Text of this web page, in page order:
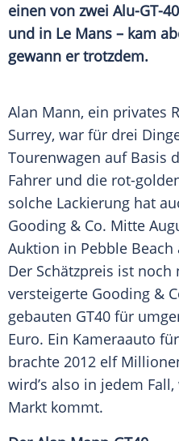
einen von zwei Alu-GT-
und in Le Mans – kam
gewann er trotzdem.
Alan Mann, ein privates
Surrey, war für drei
Tourenwagen auf Basis
Fahrer und die rot-
solche Lackierung hat
Gooding & Co. Mitte
Auktion in Pebble Beach
Der Schätzpreis ist noch
versteigerte Gooding &
gebauten GT40 für
Euro. Ein Kameraauto
brachte 2012 elf
wird’s also in jedem
Markt kommt.